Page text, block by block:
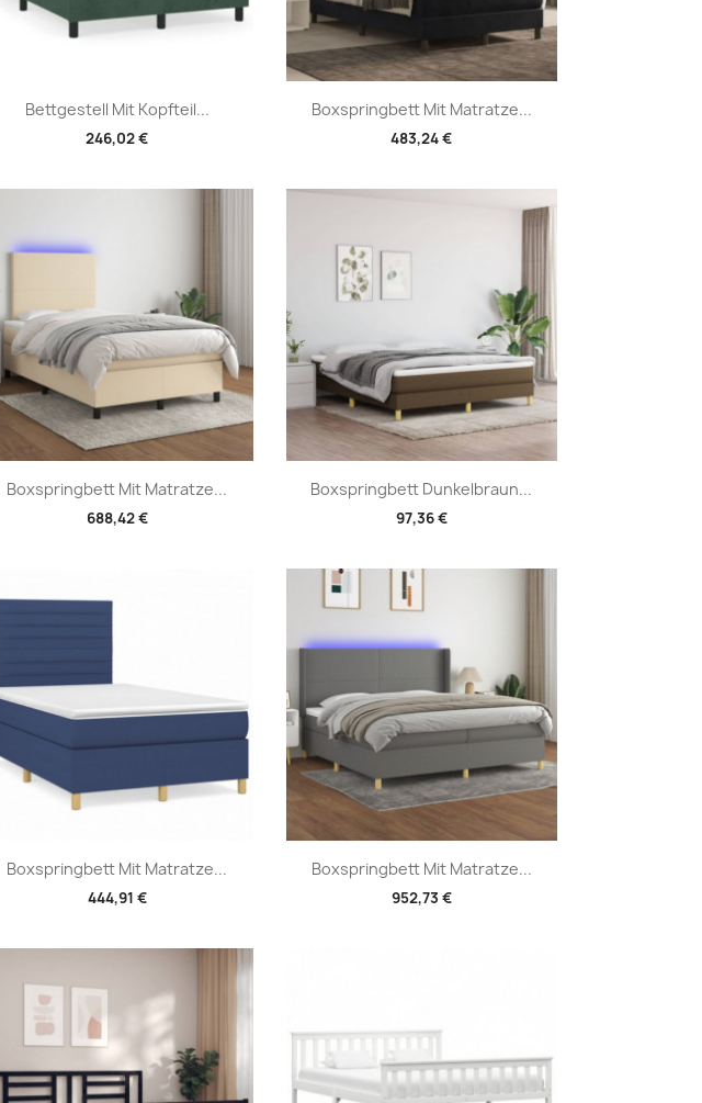
Bettgestell Mit Kopfteil...
246,02 €
Vorschau Boxspringbett Mit Matratze...
483,24 €
Vorschau
Boxspringbett Mit Matratze...
688,42 €
Vorschau Boxspringbett Dunkelbraun...
97,36 €
Vorschau
Boxspringbett Mit Matratze...
444,91 €
Vorschau Boxspringbett Mit Matratze...
952,73 €
Vorschau